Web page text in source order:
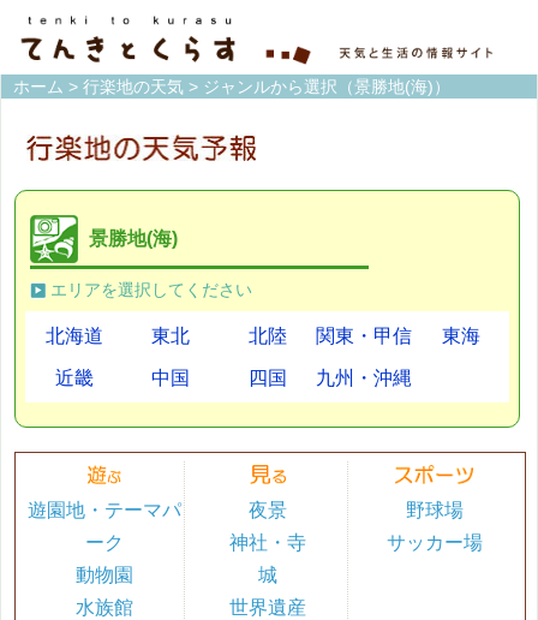
ホーム > 行楽地の天気 > ジャンルから選択（景勝地(海)）
景勝地(海)
エリアを選択してください
北海道 東北 北陸 関東・甲信 東海
近畿 中国 四国 九州・沖縄
遊園地・テーマパ
ーク
動物園
水族館
夜景
神社・寺
城
世界遺産
野球場
サッカー場